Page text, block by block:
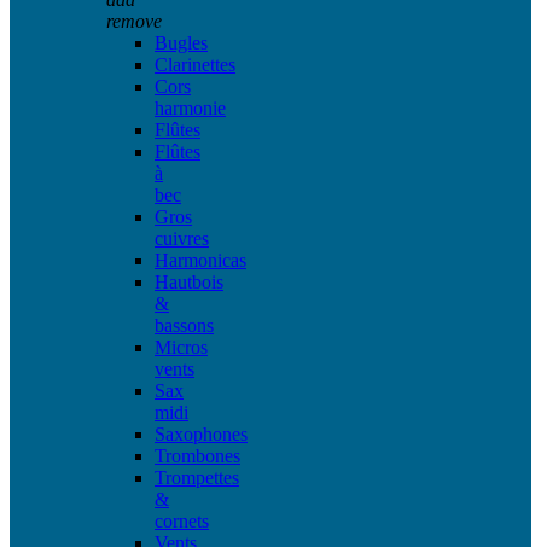
remove
Bugles
Clarinettes
Cors
harmonie
Flûtes
Flûtes
à
bec
Gros
cuivres
Harmonicas
Hautbois
&
bassons
Micros
vents
Sax
midi
Saxophones
Trombones
Trompettes
&
cornets
Vents